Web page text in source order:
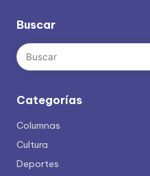
Buscar
Categorías
Columnas
Cultura
Deportes